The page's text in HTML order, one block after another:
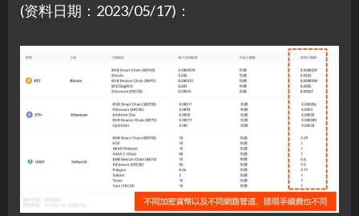
(资料日期：2023/05/17)：